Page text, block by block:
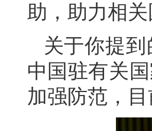
助，助力相
关于你提
中国驻有关
加强防范，